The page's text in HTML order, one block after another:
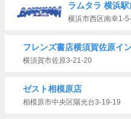
ラムタラ 横浜
横浜市西区南幸1-
フレンズ書店横須賀佐原イ
横須賀市佐原3-21-20
ゼスト相模原店
相模原市中央区陽光台3-19-19